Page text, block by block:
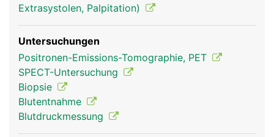
Extrasystolen, Palpitation)
Untersuchungen
Positronen-Emissions-Tomographie, PET
SPECT-Untersuchung
Biopsie
Blutentnahme
Blutdruckmessung